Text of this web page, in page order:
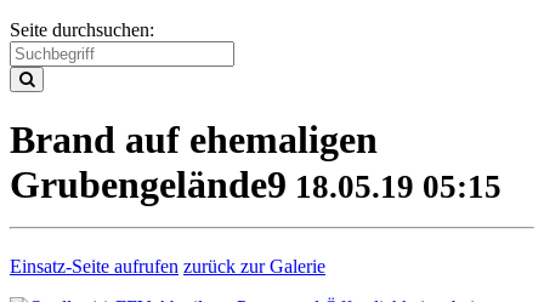
Seite durchsuchen:
Brand auf ehemaligen
Grubengelände9 18.05.19 05:15
Einsatz-Seite aufrufen zurück zur Galerie